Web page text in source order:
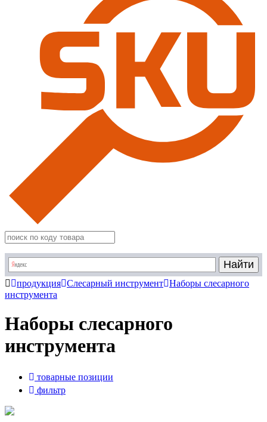
продукция Слесарный инструмент Наборы слесарного
инструмента
Наборы слесарного
инструмента
товарные позиции
фильтр